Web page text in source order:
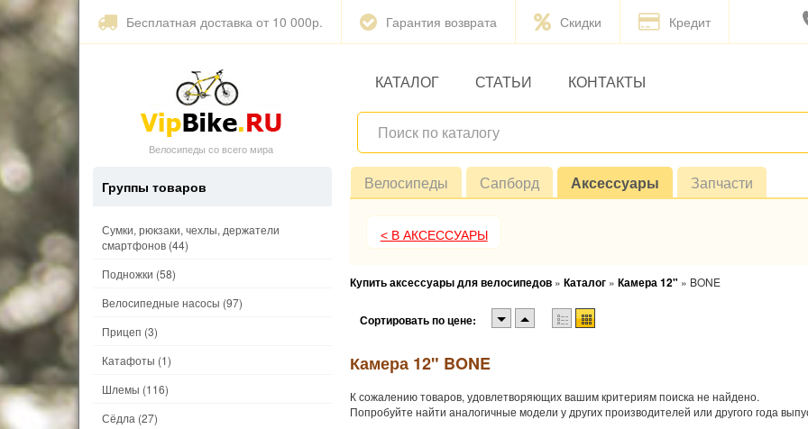
Бесплатная доставка от 10 000р. Гарантия возврата Скидки Кредит
Велосипеды со всего мира
КАТАЛОГ СТАТЬИ КОНТАКТЫ
Велосипеды Сапборд Аксессуары Запчасти
< В АКСЕССУАРЫ
Купить аксессуары для велосипедов » Каталог » Камера 12" » BONE
Сортировать по цене:
Камера 12" BONE
К сожалению товаров, удовлетворяющих вашим критериям поиска не найдено.
Попробуйте найти аналогичные модели у других производителей или другого года
Группы товаров
Сумки, рюкзаки, чехлы, держатели
смартфонов (44)
Подножки (58)
Велосипедные насосы (97)
Прицеп (3)
Катафоты (1)
Шлемы (116)
Сёдла (27)